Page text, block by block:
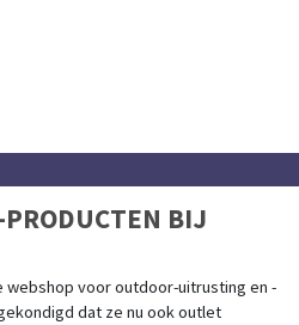
BIJ
webshop voor outdoor-uitrusting en -
dat ze nu ook outlet